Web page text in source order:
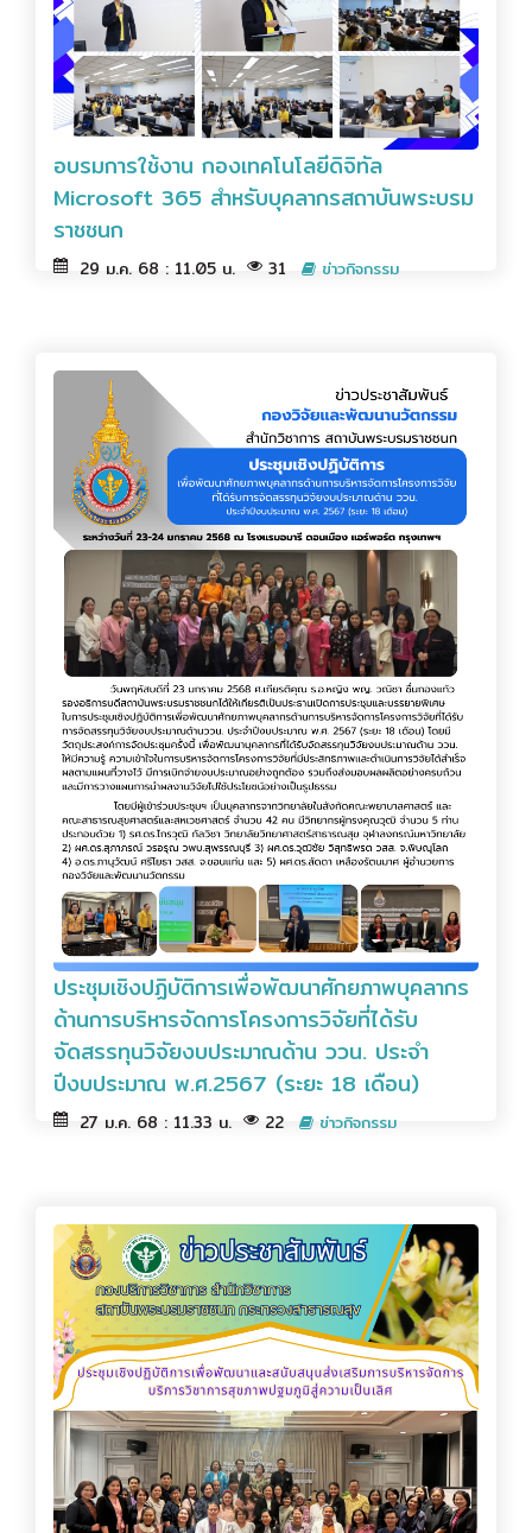
อบรมการใช้งาน กองเทคโนโลยีดิจิทัล
Microsoft 365 สำหรับบุคลากรสถาบันพระบรม
ราชชนก
29 ม.ค. 68 : 11.05 น. 31 ข่าวกิจกรรม
ประชุมเชิงปฏิบัติการเพื่อพัฒนาศักยภาพบุคลากร
ด้านการบริหารจัดการโครงการวิจัยที่ได้รับ
จัดสรรทุนวิจัยงบประมาณด้าน ววน. ประจำ
ปีงบประมาณ พ.ศ.2567 (ระยะ 18 เดือน)
27 ม.ค. 68 : 11.33 น. 22 ข่าวกิจกรรม